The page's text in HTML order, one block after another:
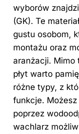
wyborów
(GK). Te
gustu osobom,
montażu oraz
aranżacji. Mimo
płyt warto
różne typy, z
funkcje.
poprzez
wachlarz